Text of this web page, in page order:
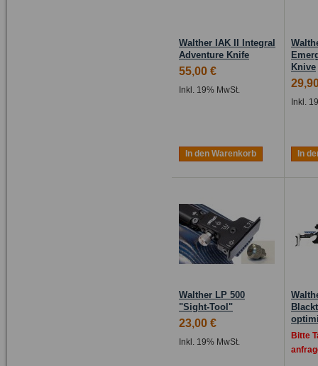
Walther IAK II Integral
Adventure Knife
55,00 €
Inkl. 19% MwSt.
In den Warenkorb
Knive
Inkl.
In
Walther LP 500
"Sight-Tool"
23,00 €
Inkl. 19% MwSt.
Bitte